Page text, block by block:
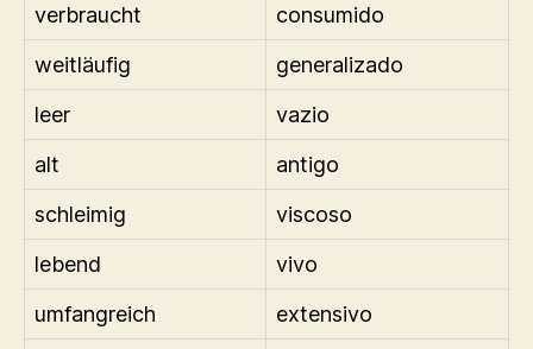
verbraucht
consumido
weitläufig
generalizado
leer
vazio
alt
antigo
schleimig
viscoso
lebend
vivo
umfangreich
extensivo